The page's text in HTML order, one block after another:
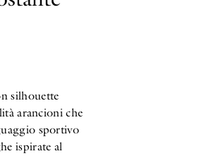
silhouette
arancioni che
sportivo
ispirate al